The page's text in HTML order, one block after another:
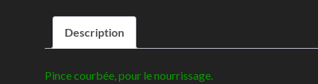
Description
Pince courbée, pour le nourrissage.